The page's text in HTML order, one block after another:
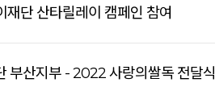
단 산타릴레이 캠페인 참여
부산지부 - 2022 사랑의쌀독 전달식